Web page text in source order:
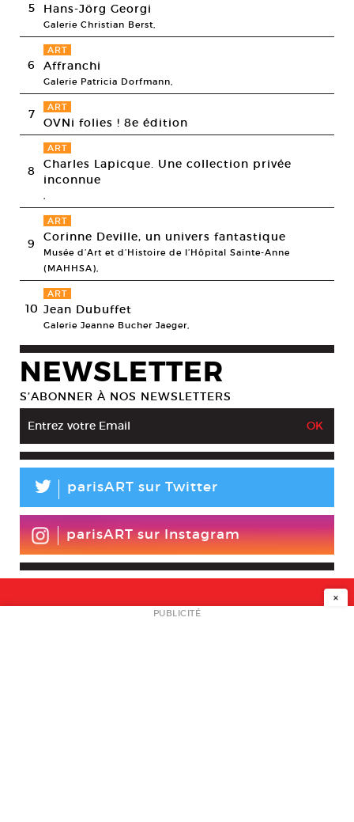
5 Hans-Jörg Georgi
Galerie Christian Berst,
6
ART
Affranchi
Galerie Patricia Dorfmann,
7 ART
OVNi folies ! 8e édition
8
ART
Charles Lapicque. Une collection privée
inconnue
,
9
ART
Corinne Deville, un univers fantastique
Musée d’Art et d’Histoire de l’Hôpital Sainte-Anne
(MAHHSA),
10
ART
Jean Dubuffet
Galerie Jeanne Bucher Jaeger,
NEWSLETTER
S’ABONNER À NOS NEWSLETTERS
L parisART sur Twitter
parisART sur Instagram
NEWSLETTER
×
PUBLICITÉ